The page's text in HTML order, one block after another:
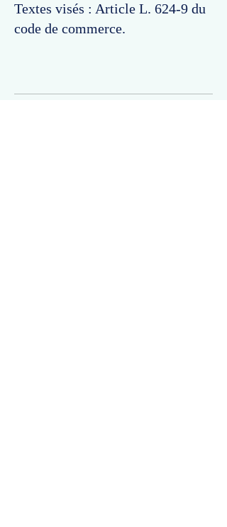
Textes visés : Article L. 624-9 du
code de commerce.